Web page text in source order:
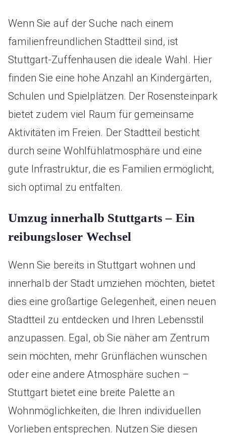
Wenn Sie auf der Suche nach einem
familienfreundlichen Stadtteil sind, ist
Stuttgart-Zuffenhausen die ideale Wahl. Hier
finden Sie eine hohe Anzahl an Kindergärten,
Schulen und Spielplätzen. Der Rosensteinpark
bietet zudem viel Raum für gemeinsame
Aktivitäten im Freien. Der Stadtteil besticht
durch seine Wohlfühlatmosphäre und eine
gute Infrastruktur, die es Familien ermöglicht,
sich optimal zu entfalten.
Umzug innerhalb Stuttgarts – Ein
reibungsloser Wechsel
Wenn Sie bereits in Stuttgart wohnen und
innerhalb der Stadt umziehen möchten, bietet
dies eine großartige Gelegenheit, einen neuen
Stadtteil zu entdecken und Ihren Lebensstil
anzupassen. Egal, ob Sie näher am Zentrum
sein möchten, mehr Grünflächen wünschen
oder eine andere Atmosphäre suchen –
Stuttgart bietet eine breite Palette an
Wohnmöglichkeiten, die Ihren individuellen
Vorlieben entsprechen. Nutzen Sie diesen